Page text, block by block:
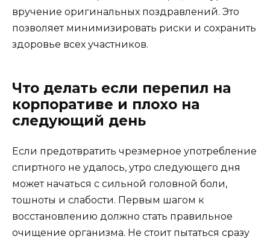
вручение оригинальных поздравлений. Это
позволяет минимизировать риски и сохранить
здоровье всех участников.
Что делать если перепил на
корпоративе и плохо на
следующий день
Если предотвратить чрезмерное употребление
спиртного не удалось, утро следующего дня
может начаться с сильной головной боли,
тошноты и слабости. Первым шагом к
восстановлению должно стать правильное
очищение организма. Не стоит пытаться сразу